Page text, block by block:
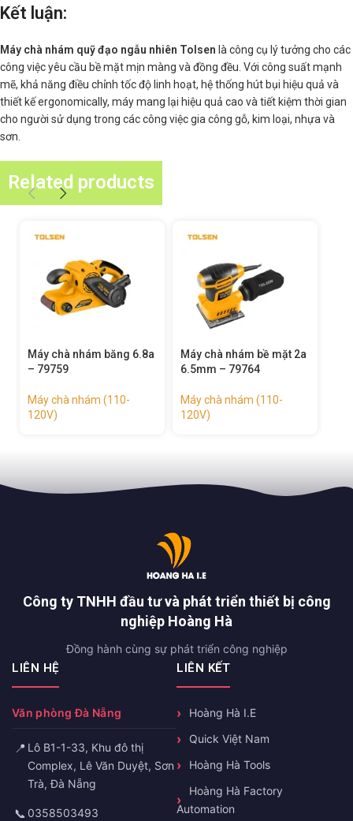
Kết luận:
Máy chà nhám quỹ đạo ngẫu nhiên Tolsen là công cụ lý tưởng cho các
công việc yêu cầu bề mặt mịn màng và đồng đều. Với công suất mạnh
mẽ, khả năng điều chỉnh tốc độ linh hoạt, hệ thống hút bụi hiệu quả và
thiết kế ergonomically, máy mang lại hiệu quả cao và tiết kiệm thời gian
cho người sử dụng trong các công việc gia công gỗ, kim loại, nhựa và
sơn.
Related products
nhám băng 6.8a
nhám (110-
Máy chà nhám bề mặt 2a
6.5mm – 79764
Máy chà nhám (110-
Máy chà
Máy chà
Công ty TNHH đầu tư và phát triển thiết bị công
nghiệp Hoàng Hà
Đồng hành cùng sự phát triển công nghiệp
LIÊN HỆ
Văn phòng Đà Nẵng
📍 Lô B1-1-33, Khu đô thị
Complex, Lê Văn Duyệt, Sơn
Trà, Đà Nẵng
📞 0358503493
LIÊN KẾT
Hoàng Hà I.E
Quick Việt Nam
Hoàng Hà Tools
Hoàng Hà Factory
Automation